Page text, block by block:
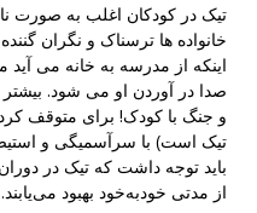
تیک در کودکان اغلب به صورت
خانواده ها ترسناک و نگران گننده
اینکه از مدرسه به خانه می آید
صدا در آوردن او می شود. بیشتر این
و جنگ با کودک! برای متوقف کردن
تیک است) با سرآسمیگی و
باید توجه داشت که تیک‌ در دوران
از مدتی خودبه‌خود بهبود می‌یابند.